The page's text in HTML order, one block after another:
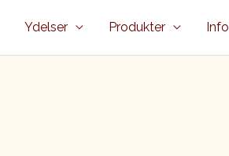
Ydelser Produkter Info